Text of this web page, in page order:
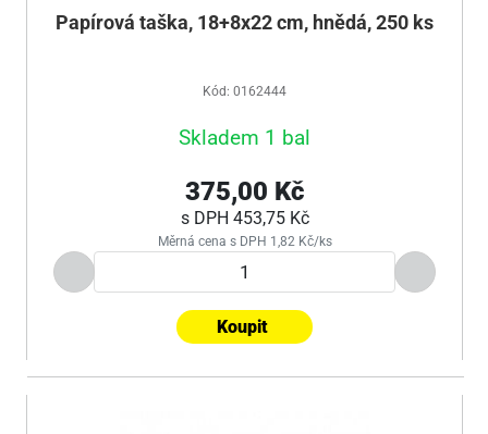
Papírová taška, 18+8x22 cm, hnědá, 250 ks
Kód: 0162444
Skladem 1 bal
375,00 Kč
s DPH 453,75 Kč
Měrná cena s DPH 1,82 Kč/ks
Koupit